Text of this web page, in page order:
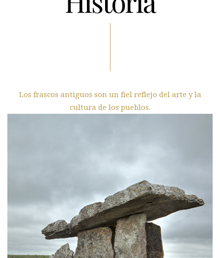
Los frascos antiguos son un fiel reflejo del arte y la
cultura de los pueblos.